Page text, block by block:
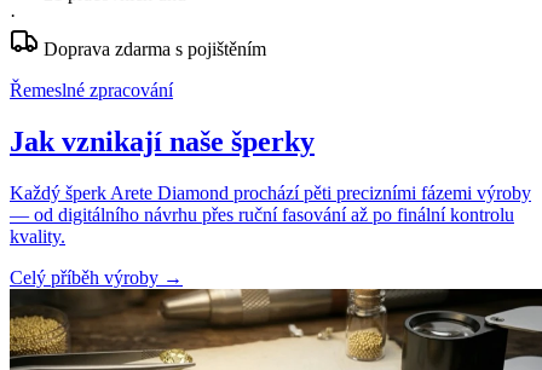
·
Doprava zdarma s pojištěním
Řemeslné zpracování
Jak vznikají naše šperky
Každý šperk Arete Diamond prochází pěti precizními fázemi výroby
— od digitálního návrhu přes ruční fasování až po finální kontrolu
kvality.
Celý příběh výroby →